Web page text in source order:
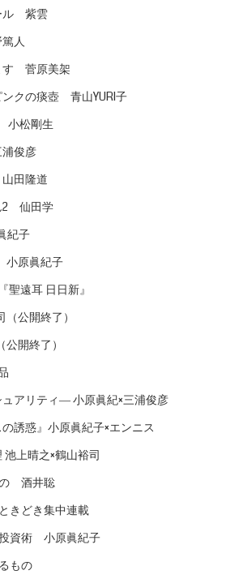
ル 紫雲
人
す 菅原美架
クの痰壺 青山YURI子
小松剛生
俊彦
田隆道
2 仙田学
紀子
原眞紀子
聖遠耳 日日新』
公開終了）
開終了）
ュアリティ― 小原眞紀×三浦俊彦
誘惑』小原眞紀子×エンニス
池上晴之×鶴山裕司
酒井聡
きどき集中連載
資術 小原眞紀子
もの